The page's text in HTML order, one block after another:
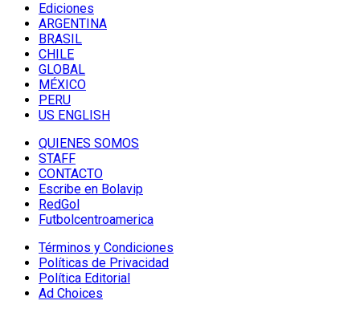
Ediciones
ARGENTINA
BRASIL
CHILE
GLOBAL
MÉXICO
PERU
US ENGLISH
QUIENES SOMOS
STAFF
CONTACTO
Escribe en Bolavip
RedGol
Futbolcentroamerica
Términos y Condiciones
Políticas de Privacidad
Política Editorial
Ad Choices